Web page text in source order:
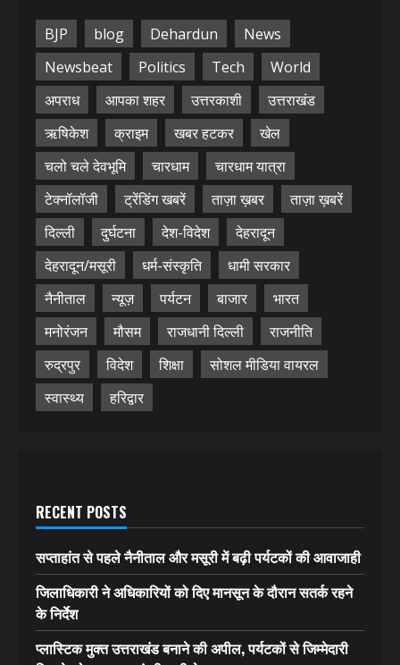
BJP blog Dehardun
News
Newsbeat
Politics Tech
World
अपराध
आपका शहर उत्तरकाशी
उत्तराखंड
ऋषिकेश
क्राइम खबर हटकर
खेल
चलो चले देवभूमि
चारधाम
चारधाम यात्रा
टेक्नॉलॉजी
ट्रेंडिंग खबरें ताज़ा ख़बर
ताज़ा ख़बरें
दिल्ली
दुर्घटना देश-विदेश
देहरादून
देहरादून/मसूरी
धर्म-संस्कृति
धामी सरकार
नैनीताल
न्यूज़ पर्यटन बाजार
भारत
मनोरंजन
मौसम राजधानी दिल्ली
राजनीति
रुद्रपुर
विदेश शिक्षा
सोशल मीडिया वायरल
स्वास्थ्य
हरिद्वार
RECENT POSTS
सप्ताहांत से पहले नैनीताल और मसूरी में बढ़ी पर्यटकों की आवाजाही
जिलाधिकारी ने अधिकारियों को दिए मानसून के दौरान सतर्क रहने
के निर्देश
प्लास्टिक मुक्त उत्तराखंड बनाने की अपील, पर्यटकों से जिम्मेदारी